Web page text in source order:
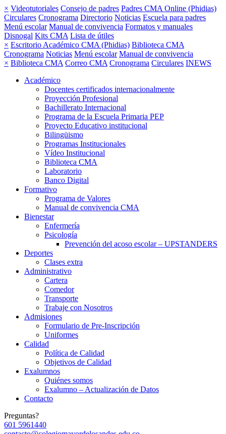
× Videotutoriales Consejo de padres Padres CMA Online (Phidias)
Circulares Cronograma Directorio Noticias Escuela para padres
Menú escolar Manual de convivencia Formatos y manuales
Disnogal Kits CMA Lista de útiles
× Escritorio Académico CMA (Phidias) Biblioteca CMA
Cronograma Noticias Menú escolar Manual de convivencia
× Biblioteca CMA Correo CMA Cronograma Circulares INEWS
Académico
Docentes certificados internacionalmente
Proyección Profesional
Bachillerato Internacional
Programa de la Escuela Primaria PEP
Proyecto Educativo institucional
Bilingüismo
Programas Institucionales
Vídeo Institucional
Biblioteca CMA
Laboratorio
Banco Digital
Formativo
Programa de Valores
Manual de convivencia CMA
Bienestar
Enfermería
Psicología
Prevención del acoso escolar – UPSTANDERS
Deportes
Clases extra
Administrativo
Cartera
Comedor
Transporte
Trabaje con Nosotros
Admisiones
Formulario de Pre-Inscripción
Uniformes
Calidad
Política de Calidad
Objetivos de Calidad
Exalumnos
Quiénes somos
Exalumno – Actualización de Datos
Contacto
Preguntas?
601 5961440